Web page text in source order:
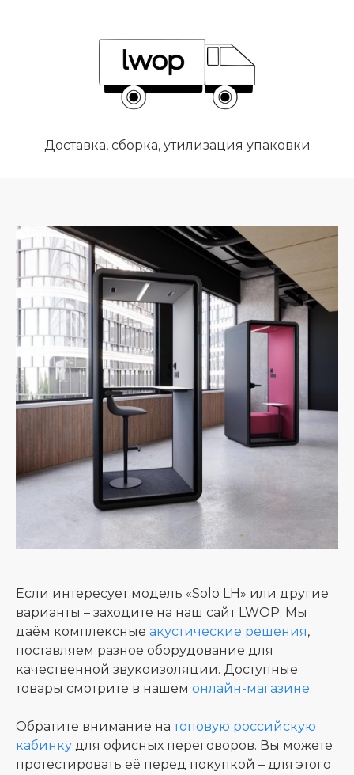
Доставка, сборка, утилизация упаковки
Если интересует модель «Solo LH» или другие
варианты – заходите на наш сайт LWOP. Мы
даём комплексные акустические решения,
поставляем разное оборудование для
качественной звукоизоляции. Доступные
товары смотрите в нашем онлайн-магазине.
Обратите внимание натоповую российскую
кабинку для офисных переговоров. Вы можете
протестировать её перед покупкой – для этого